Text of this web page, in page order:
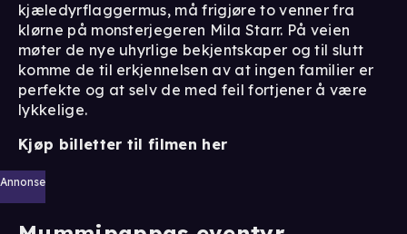
kjæledyrflaggermus, må frigjøre to venner fra
klørne på monsterjegeren Mila Starr. På veien
møter de nye uhyrlige bekjentskaper og til slutt
komme de til erkjennelsen av at ingen familier er
perfekte og at selv de med feil fortjener å være
lykkelige.
Kjøp billetter til filmen her
Annonse